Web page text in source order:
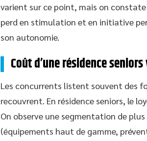
varient sur ce point, mais on constate
perd en stimulation et en initiative
son autonomie.
Coût d’une résidence
Les concurrents listent souvent des
recouvrent. En résidence seniors, le
On observe une segmentation de
(équipements haut de gamme,